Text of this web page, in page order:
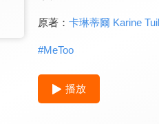
原著： 卡琳蒂爾 Karine Tuil
#MeToo
播放